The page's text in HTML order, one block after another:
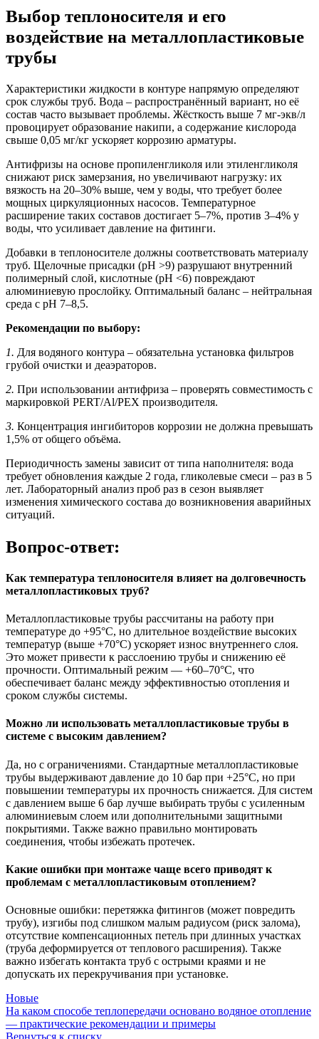
Выбор теплоносителя и его
воздействие на металлопластиковые
трубы
Характеристики жидкости в контуре напрямую определяют
срок службы труб. Вода – распространённый вариант, но её
состав часто вызывает проблемы. Жёсткость выше 7 мг-экв/л
провоцирует образование накипи, а содержание кислорода
свыше 0,05 мг/кг ускоряет коррозию арматуры.
Антифризы на основе пропиленгликоля или этиленгликоля
снижают риск замерзания, но увеличивают нагрузку: их
вязкость на 20–30% выше, чем у воды, что требует более
мощных циркуляционных насосов. Температурное
расширение таких составов достигает 5–7%, против 3–4% у
воды, что усиливает давление на фитинги.
Добавки в теплоносителе должны соответствовать материалу
труб. Щелочные присадки (pH >9) разрушают внутренний
полимерный слой, кислотные (pH <6) повреждают
алюминиевую прослойку. Оптимальный баланс – нейтральная
среда с pH 7–8,5.
Рекомендации по выбору:
1. Для водяного контура – обязательна установка фильтров
грубой очистки и деаэраторов.
2. При использовании антифриза – проверять совместимость с
маркировкой PERT/Al/PEX производителя.
3. Концентрация ингибиторов коррозии не должна превышать
1,5% от общего объёма.
Периодичность замены зависит от типа наполнителя: вода
требует обновления каждые 2 года, гликолевые смеси – раз в 5
лет. Лабораторный анализ проб раз в сезон выявляет
изменения химического состава до возникновения аварийных
ситуаций.
Вопрос-ответ:
Как температура теплоносителя влияет на долговечность
металлопластиковых труб?
Металлопластиковые трубы рассчитаны на работу при
температуре до +95°C, но длительное воздействие высоких
температур (выше +70°C) ускоряет износ внутреннего слоя.
Это может привести к расслоению трубы и снижению её
прочности. Оптимальный режим — +60–70°C, что
обеспечивает баланс между эффективностью отопления и
сроком службы системы.
Можно ли использовать металлопластиковые трубы в
системе с высоким давлением?
Да, но с ограничениями. Стандартные металлопластиковые
трубы выдерживают давление до 10 бар при +25°C, но при
повышении температуры их прочность снижается. Для систем
с давлением выше 6 бар лучше выбирать трубы с усиленным
алюминиевым слоем или дополнительными защитными
покрытиями. Также важно правильно монтировать
соединения, чтобы избежать протечек.
Какие ошибки при монтаже чаще всего приводят к
проблемам с металлопластиковым отоплением?
Основные ошибки: перетяжка фитингов (может повредить
трубу), изгибы под слишком малым радиусом (риск залома),
отсутствие компенсационных петель при длинных участках
(труба деформируется от теплового расширения). Также
важно избегать контакта труб с острыми краями и не
допускать их перекручивания при установке.
Новые
На каком способе теплопередачи основано водяное отопление
— практические рекомендации и примеры
Вернуться к списку